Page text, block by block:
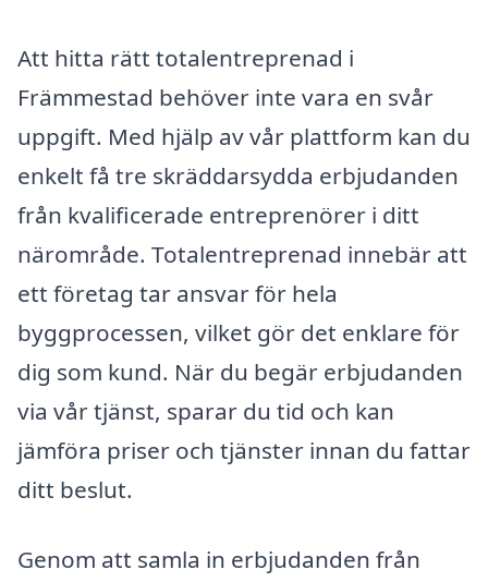
Att hitta rätt totalentreprenad i
Främmestad behöver inte vara en svår
uppgift. Med hjälp av vår plattform kan du
enkelt få tre skräddarsydda erbjudanden
från kvalificerade entreprenörer i ditt
närområde. Totalentreprenad innebär att
ett företag tar ansvar för hela
byggprocessen, vilket gör det enklare för
dig som kund. När du begär erbjudanden
via vår tjänst, sparar du tid och kan
jämföra priser och tjänster innan du fattar
ditt beslut.
Genom att samla in erbjudanden från